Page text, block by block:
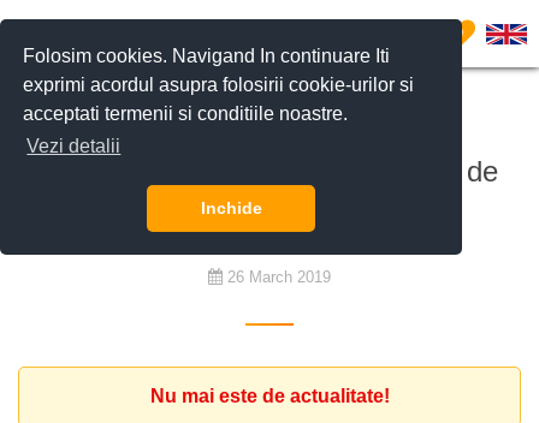
Folosim cookies. Navigand In continuare Iti
exprimi acordul asupra folosirii cookie-urilor si
acceptati termenii si conditiile noastre.
Vezi detalii
Inchide
0
De închiriat
Firma de consultanta cauta birou de
100mp in vila
26 March 2019
Nu mai este de actualitate!